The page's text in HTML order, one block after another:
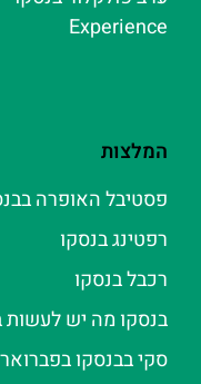
Experience
המלצות
פסטיבל האופרה
רפטינג בנסקו
רכבל בנסקו
בנסקו מה יש לעשות
סקי בבנסקו בפברואר